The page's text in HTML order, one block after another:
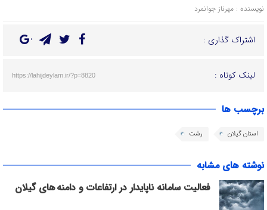
نویسنده : مهرناز جوانمرد
اشتراک گذاری :
لینک کوتاه : https://lahijdeylam.ir/?p=8820
برچسب ها
استان گیلان رشت
نوشته های مشابه
فعالیت سامانه ناپایدار در ارتفاعات و دامنه های گیلان